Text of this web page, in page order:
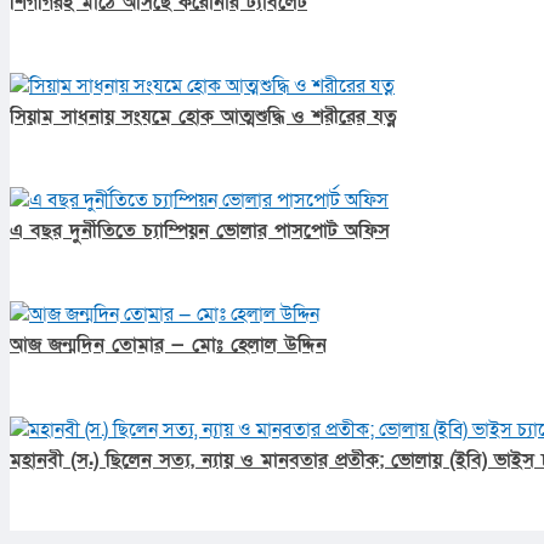
সিয়াম সাধনায় সংযমে হোক আত্মশুদ্ধি ও শরীরের যত্ন
এ বছর দুর্নীতিতে চ্যাম্পিয়ন ভোলার পাসপোর্ট অফিস
আজ জন্মদিন তোমার — মোঃ হেলাল উদ্দিন
মহানবী (স.) ছিলেন সত্য, ন্যায় ও মানবতার প্রতীক; ভোলায় (ইবি) ভাইস